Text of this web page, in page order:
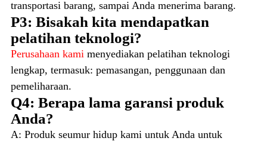
transportasi barang, sampai Anda menerima barang.
P3: Bisakah kita mendapatkan
pelatihan teknologi?
Perusahaan kami menyediakan pelatihan teknologi
lengkap, termasuk: pemasangan, penggunaan dan
pemeliharaan.
Q4: Berapa lama garansi produk
Anda?
A: Produk seumur hidup kami untuk Anda untuk